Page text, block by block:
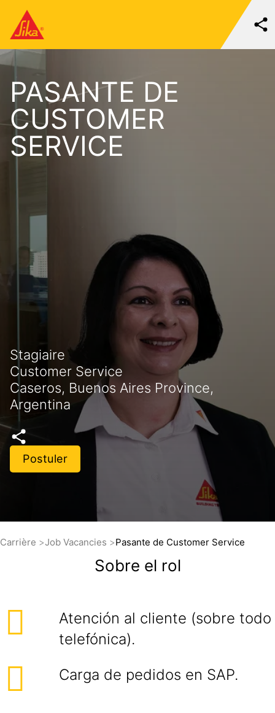
PASANTE DE
CUSTOMER
SERVICE
Stagiaire
Customer Service
Caseros, Buenos Aires Province,
Argentina
Postuler
Carrière Job Vacancies Pasante de Customer Service
Sobre el rol
Atención al cliente (sobre todo
telefónica).
Carga de pedidos en SAP.